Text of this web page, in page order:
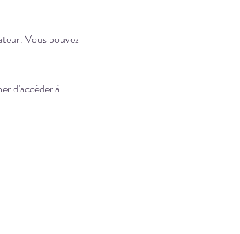
Vous pouvez
d'accéder à